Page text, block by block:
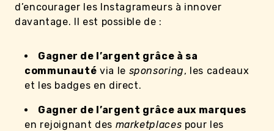
d’encourager les Instagrameurs à innover
davantage. Il est possible de :
Gagner de l’argent grâce à sa
communauté via le sponsoring, les cadeaux
et les badges en direct.
Gagner de l’argent grâce aux marques
en rejoignant des marketplaces pour les